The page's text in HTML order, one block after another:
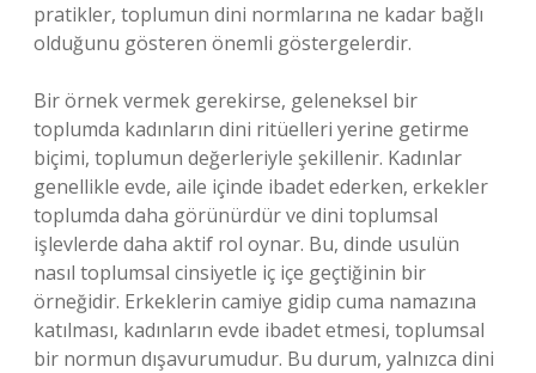
pratikler, toplumun dini normlarına ne kadar bağlı
olduğunu gösteren önemli göstergelerdir.
Bir örnek vermek gerekirse, geleneksel bir
toplumda kadınların dini ritüelleri yerine getirme
biçimi, toplumun değerleriyle şekillenir. Kadınlar
genellikle evde, aile içinde ibadet ederken, erkekler
toplumda daha görünürdür ve dini toplumsal
işlevlerde daha aktif rol oynar. Bu, dinde usulün
nasıl toplumsal cinsiyetle iç içe geçtiğinin bir
örneğidir. Erkeklerin camiye gidip cuma namazına
katılması, kadınların evde ibadet etmesi, toplumsal
bir normun dışavurumudur. Bu durum, yalnızca dini